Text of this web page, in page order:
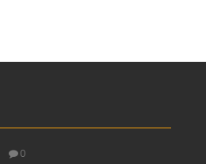
0